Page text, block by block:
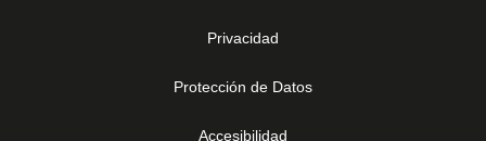
Privacidad
Protección de Datos
Accesibilidad